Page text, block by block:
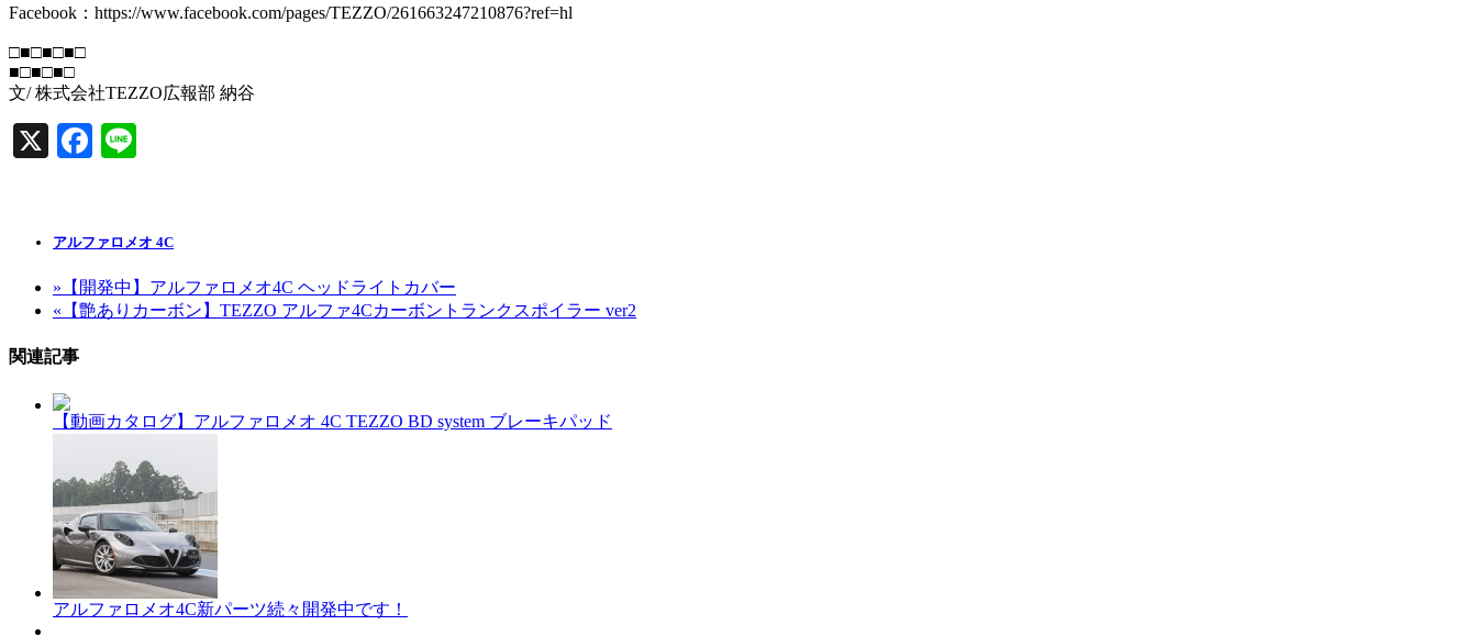
Facebook：https://www.facebook.com/pages/TEZZO/261663247210876?ref=hl
□■□■□■□
■□■□■□
文/ 株式会社TEZZO広報部 納谷
X Facebook
アルファロメオ 4C
» 【開発中】アルファロメオ4C ヘッドライトカバー
« 【艶ありカーボン】TEZZO アルファ4Cカーボントランクスポイラー ver2
関連記事
【動画カタログ】アルファロメオ 4C TEZZO BD system ブレーキパッド
アルファロメオ4C新パーツ続々開発中です！